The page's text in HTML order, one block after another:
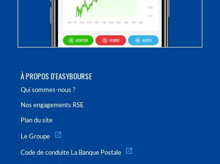
À PROPOS D'EASYBOURSE
Qui sommes-nous ?
Nos engagements RSE
Plan du site
Le Groupe
Code de conduite La Banque Postale